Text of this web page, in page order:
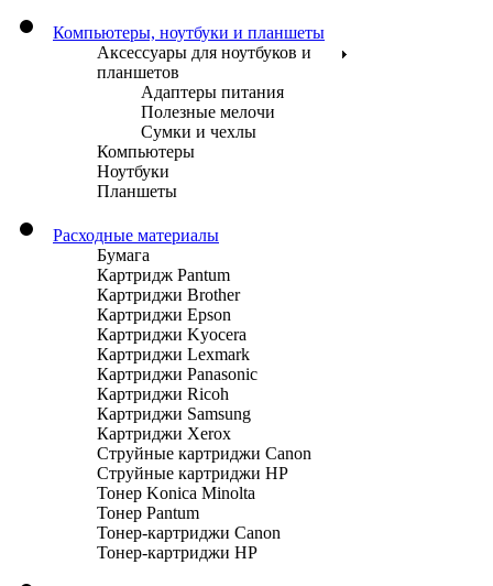
Компьютеры, ноутбуки и планшеты
Аксессуары для ноутбуков и
планшетов
Адаптеры питания
Полезные мелочи
Сумки и чехлы
Компьютеры
Ноутбуки
Планшеты
Расходные материалы
Бумага
Картридж Pantum
Картриджи Brother
Картриджи Epson
Картриджи Kyocera
Картриджи Lexmark
Картриджи Panasonic
Картриджи Ricoh
Картриджи Samsung
Картриджи Xerox
Струйные картриджи Canon
Струйные картриджи HP
Тонер Konica Minolta
Тонер Pantum
Тонер-картриджи Canon
Тонер-картриджи HP